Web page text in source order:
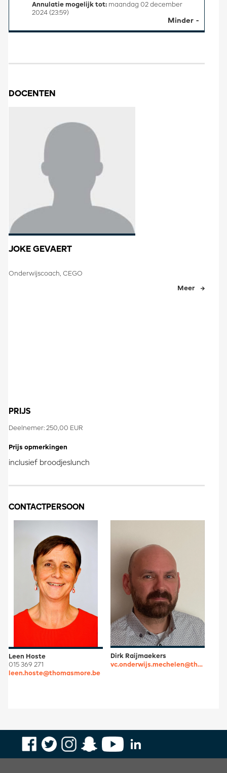
Minder
Annulatie mogelijk tot: maandag 02 december
2024 (23:59)
DOCENTEN
JOKE GEVAERT
Onderwijscoach, CEGO
Meer
PRIJS
Deelnemer: 250,00 EUR
Prijs opmerkingen
inclusief broodjeslunch
CONTACTPERSOON
Leen Hoste
015 369 271
leen.hoste@thomasmore.be
Dirk Raijmaekers
vc.onderwijs.mechelen@thomasmore.be